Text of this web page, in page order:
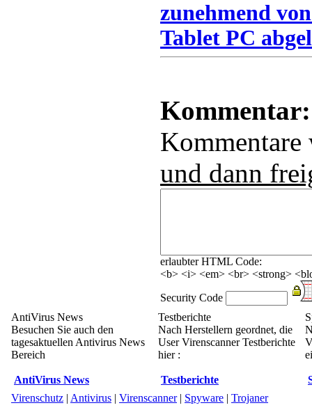
zunehmend
Tablet PC
Kommentar:
und dann
erlaubter HTML Code:
<b> <i> <em> <br> <strong>
Security Code
AntiVirus News
Besuchen Sie auch den
tagesaktuellen Antivirus News
Bereich
AntiVirus News
Testberichte
Nach Herstellern geordnet, die
User Virenscanner Testberichte
hier :
Testberichte
Virenschutz | Antivirus | Virenscanner| Spyware | Trojaner